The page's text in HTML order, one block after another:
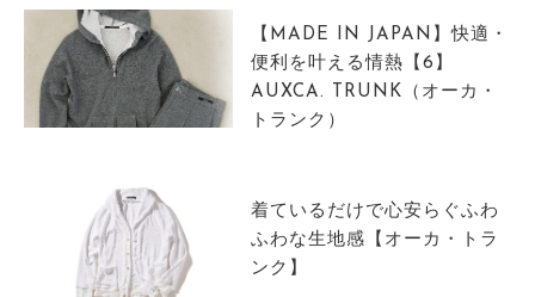
【MADE IN JAPAN】快適・
便利を叶える情熱【6】
AUXCA. TRUNK（オーカ・
トランク）
着ているだけで心安らぐふわ
ふわな生地感【オーカ・トラ
ンク】